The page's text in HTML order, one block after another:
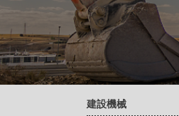
建設機械